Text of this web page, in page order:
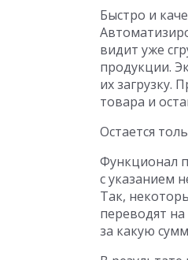
Быстро и
видит уже
продукции.
их загрузку.
товара и
Остается
Функционал
с указанием
Так,
переводят
за какую